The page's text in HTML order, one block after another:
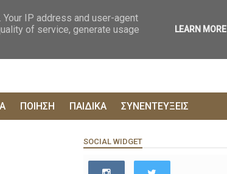
ΠΟΙΗΣΗ ΠΑΙΔΙΚΑ ΣΥΝΕΝΤΕΥΞΕΙΣ
SOCIAL WIDGET
IP address and user-agent
of service, generate usage
LEARN MORE